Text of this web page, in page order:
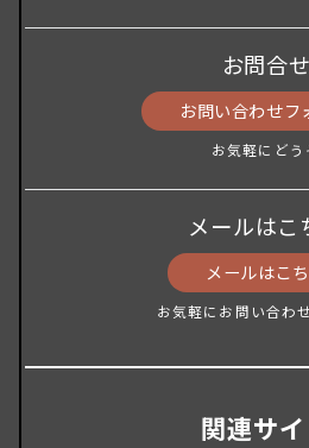
お問合せ
お問い合わせフ
お気軽にどう
メールはこ
メールはこ
お気軽にお問い合わ
関連サ